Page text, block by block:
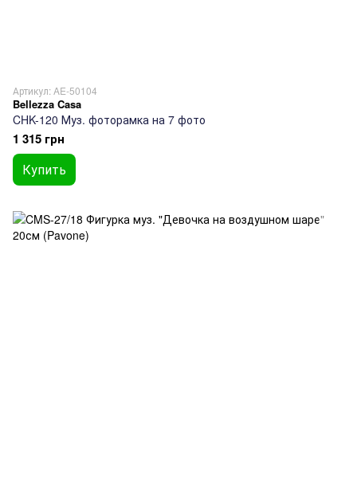
Артикул: AE-50104
Bellezza Casa
CHK-120 Муз. фоторамка на 7 фото
1 315 грн
Купить